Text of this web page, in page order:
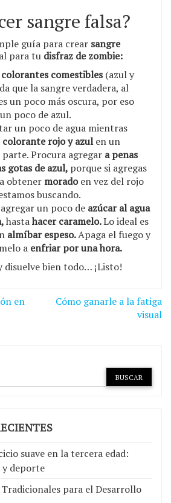
sangre falsa?
guía para crear sangre
para tu disfraz de zombie:
colorantes comestibles(azul y
que la sangre verdadera, al
un poco más oscura, por eso
poco de azul.
un poco de agua mientras
colorante rojo y azulen un
Procura agregar a penas
gotas de azul, porque si agregas
obtener moradoen vez del rojo
buscando.
un poco de azúcar al agua
hastahacer caramelo.Lo ideal es
almíbar espeso.Apaga el fuego y
a enfriar por una hora.
disuelve bien todo… ¡Listo!
en
Cómo ganarle a la fatiga
visual
suave en la tercera edad:
y deporte
para el Desarrollo